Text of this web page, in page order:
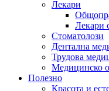
Лекари
Лекари
Стоматолози
Дентална
Трудова
Медицинско
Полезно
Красота и